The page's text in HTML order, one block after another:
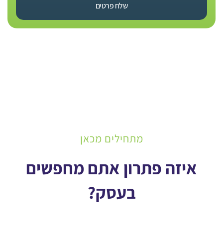
שלח פרטים
מתחילים מכאן
איזה פתרון אתם מחפשים
בעסק?